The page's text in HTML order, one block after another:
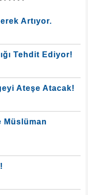
Artıyor.
Tehdit Ediyor!
Ateşe Atacak!
Müslüman